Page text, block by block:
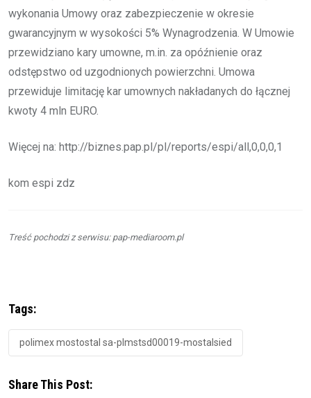
wykonania Umowy oraz zabezpieczenie w okresie
gwarancyjnym w wysokości 5% Wynagrodzenia. W Umowie
przewidziano kary umowne, m.in. za opóźnienie oraz
odstępstwo od uzgodnionych powierzchni. Umowa
przewiduje limitację kar umownych nakładanych do łącznej
kwoty 4 mln EURO.
Więcej na: http://biznes.pap.pl/pl/reports/espi/all,0,0,0,1
kom espi zdz
Treść pochodzi z serwisu: pap-mediaroom.pl
Tags:
polimex mostostal sa-plmstsd00019-mostalsied
Share This Post: